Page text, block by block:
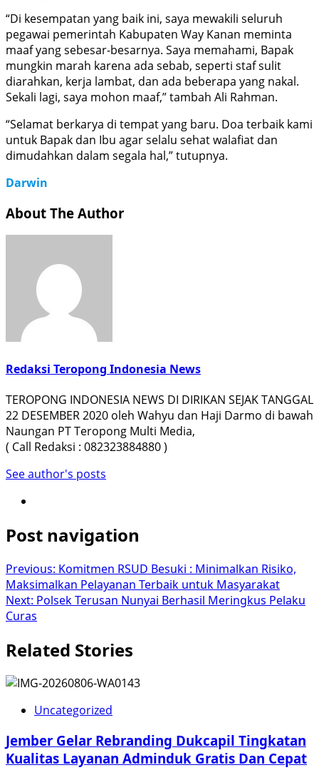
“Di kesempatan yang baik ini, saya mewakili seluruh
pegawai pemerintah Kabupaten Way Kanan meminta
maaf yang sebesar-besarnya. Saya memahami, Bapak
mungkin marah karena ada sebab, seperti staf sulit
diarahkan, kerja lambat, dan ada beberapa yang nakal.
Sekali lagi, saya mohon maaf,” tambah Ali Rahman.
“Selamat berkarya di tempat yang baru. Doa terbaik kami
untuk Bapak dan Ibu agar selalu sehat walafiat dan
dimudahkan dalam segala hal,” tutupnya.
Darwin
About The Author
Redaksi Teropong Indonesia News
TEROPONG INDONESIA NEWS DI DIRIKAN SEJAK TANGGAL
22 DESEMBER 2020 oleh Wahyu dan Haji Darmo di bawah
Naungan PT Teropong Multi Media,
( Call Redaksi : 082323884880 )
See author's posts
Post navigation
Previous: Komitmen RSUD Besuki : Minimalkan Risiko,
Maksimalkan Pelayanan Terbaik untuk Masyarakat
Next: Polsek Terusan Nunyai Berhasil Meringkus Pelaku
Curas
Related Stories
Uncategorized
Jember Gelar Rebranding Dukcapil Tingkatan
Kualitas Layanan Adminduk Gratis Dan Cepat